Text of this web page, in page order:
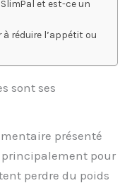
et est-ce un
réduire l’appétit ou
sont ses
présenté
principalement pour
perdre du poids